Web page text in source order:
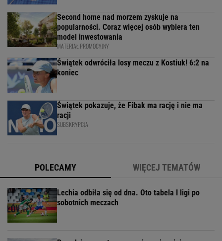
Second home nad morzem zyskuje na
popularności. Coraz więcej osób wybiera ten
model inwestowania
MATERIAŁ PROMOCYJNY
Świątek odwróciła losy meczu z Kostiuk! 6:2 na
koniec
Świątek pokazuje, że Fibak ma rację i nie ma
racji
SUBSKRYPCJA
POLECAMY WIĘCEJ TEMATÓW
Lechia odbiła się od dna. Oto tabela I ligi po
sobotnich meczach